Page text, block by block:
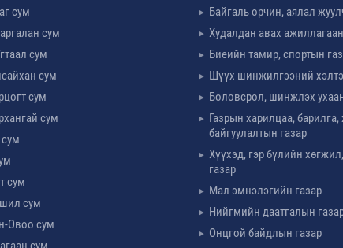
сум
сум
сум
сум
сум
сум
сум
сум
Овоо сум
Байгаль орчин, аялал
Худалдан авах
Биеийн тамир, спортын
Шүүх шинжилгээний
Боловсрол, шинжлэх
Газрын харилцаа, барилга,
байгуулалтын газар
Хүүхэд, гэр бүлийн
газар
Мал эмнэлэгийн газар
Нийгмийн даатгалын
Онцгой байдлын газар